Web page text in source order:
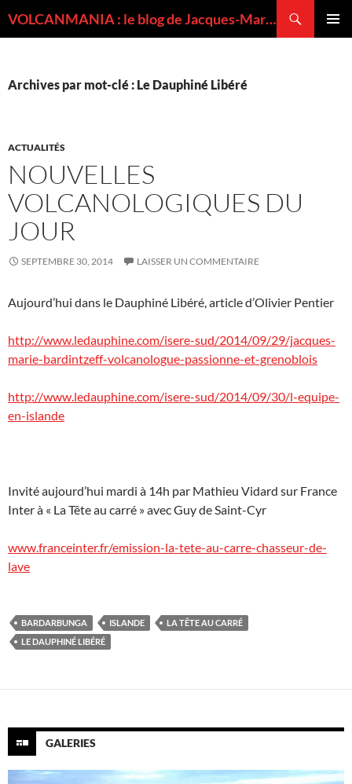
VOLCANMANIA : le blog de Jacques-Marie BARDINTZEFF, volcanologue
Archives par mot-clé : Le Dauphiné Libéré
ACTUALITÉS
NOUVELLES
VOLCANOLOGIQUES DU
JOUR
SEPTEMBRE 30, 2014 LAISSER UN COMMENTAIRE
Aujourd’hui dans le Dauphiné Libéré, article d’Olivier Pentier
http://www.ledauphine.com/isere-sud/2014/09/29/jacques-
marie-bardintzeff-volcanologue-passionne-et-grenoblois
http://www.ledauphine.com/isere-sud/2014/09/30/l-equipe-
en-islande
Invité aujourd’hui mardi à 14h par Mathieu Vidard sur France
Inter à « La Tête au carré » avec Guy de Saint-Cyr
www.franceinter.fr/emission-la-tete-au-carre-chasseur-de-
lave
BARDARBUNGA ISLANDE
LA TÊTE AU CARRÉ
LE DAUPHINÉ LIBÉRÉ
GALERIES